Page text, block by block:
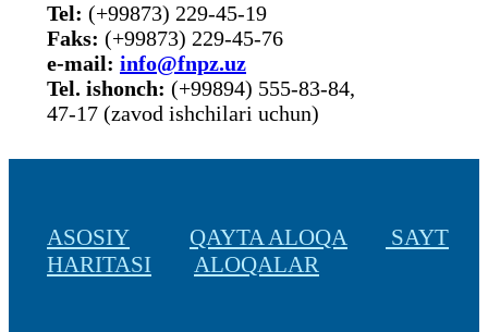
Tel: (+99873) 229-45-19
Faks: (+99873) 229-45-76
е-mail: info@fnpz.uz
Tel. ishonch: (+99894) 555-83-84,
47-17 (zavod ishchilari uchun)
ASOSIY QAYTA ALOQA
SAYT
HARITASI
ALOQALAR